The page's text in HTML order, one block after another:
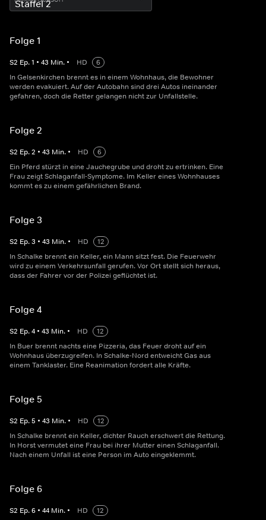
Folge 1
S2 Ep.1 • 43 Min. • HD
6
In Gelsenkirchen brennt es in einem Wohnhaus, die Bewohner
werden evakuiert. Auf der Autobahn sind drei Autos ineinander
gefahren, doch die Retter gelangen nicht zur Unfallstelle.
Folge 2
S2 Ep.2 • 43 Min. • HD
6
Ein Pferd stürzt in eine Jauchegrube und droht zu ertrinken. Eine
Frau zeigt Schlaganfall-Symptome. Im Keller eines Wohnhauses
kommt es zu einem gefährlichen Brand.
Folge 3
S2 Ep.3 • 43 Min. • HD
12
In Schalke brennt ein Keller, ein Mann sitzt fest. Die Feuerwehr
wird zu einem Verkehrsunfall gerufen. Vor Ort stellt sich heraus,
dass der Fahrer vor der Polizei geflüchtet ist.
Folge 4
S2 Ep.4 • 43 Min. • HD
12
In Buer brennt nachts eine Pizzeria, das Feuer droht auf ein
Wohnhaus überzugreifen. In Schalke-Nord entweicht Gas aus
einem Tanklaster. Eine Reanimation fordert alle Kräfte.
Folge 5
S2 Ep.5 • 43 Min. • HD
12
In Schalke brennt ein Keller, dichter Rauch erschwert die Rettung.
In Horst vermutet eine Frau bei ihrer Mutter einen Schlaganfall.
Nach einem Unfall ist eine Person im Auto eingeklemmt.
Folge 6
S2 Ep.6 • 44 Min. • HD
12